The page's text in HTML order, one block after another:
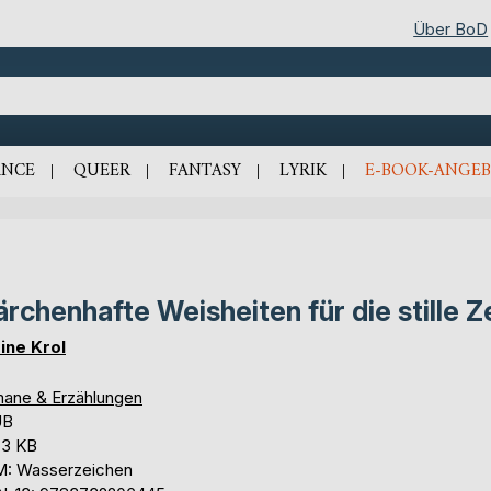
Über BoD
QUEER FANTASY LYRIK E-BOOK-
Weisheiten für die stille
Krol
& Erzählungen
KB
Wasserzeichen